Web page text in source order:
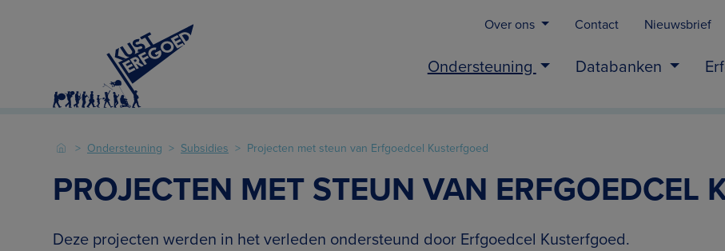
Over ons Contact Nieuwsbrief
Ondersteuning Databanken
Ondersteuning Subsidies Projecten met steun van Erfgoedcel Kusterfgoed
PROJECTEN MET STEUN VAN ERFGOEDCEL
Deze projecten werden in het verleden ondersteund door Erfgoedcel Kusterfgoed.